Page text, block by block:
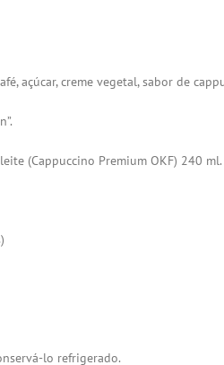
açúcar, creme vegetal, sabor de
(Cappuccino Premium OKF) 240 ml.
)
lo refrigerado.